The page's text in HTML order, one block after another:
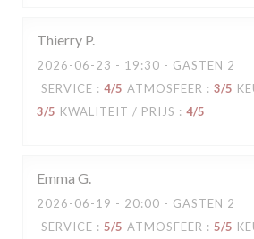
Thierry P
2026-06-23 - 19:30 - GASTEN 2
SERVICE : 4/5 ATMOSFEER : 3/5
3/5 KWALITEIT / PRIJS : 4/5
Emma G
2026-06-19 - 20:00 - GASTEN 2
SERVICE : 5/5 ATMOSFEER : 5/5